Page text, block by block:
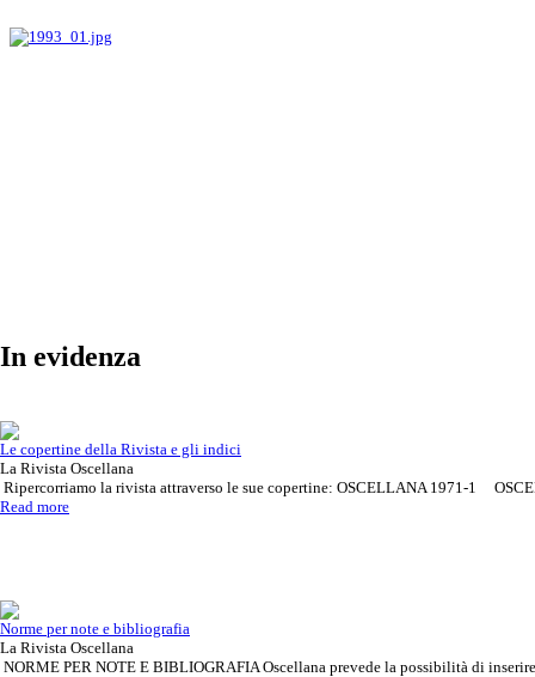
In evidenza
Le copertine della Rivista e gli indici
La Rivista Oscellana
Ripercorriamo la rivista attraverso le sue copertine: OSCELLANA 1971-1
Read more
Norme per note e bibliografia
La Rivista Oscellana
NORME PER NOTE E BIBLIOGRAFIA Oscellana prevede la possibilità di